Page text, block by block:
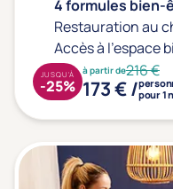
Thalasso
(3)
Thématiques bien-
4 formules bien-
Restauration au
Accès à l'espace
à partir de216 €
173 € /pour 1
JUSQU'À
-25%